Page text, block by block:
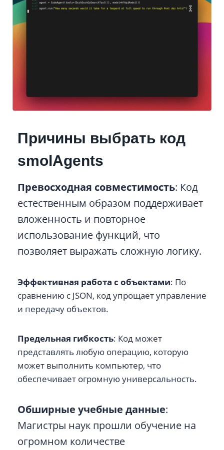
Причины выбрать код
smolAgents
Превосходная совместимость: Код
естественным образом поддерживает
вложенность и повторное
использование функций, что
позволяет выражать сложную логику.
Эффективная работа с объектами: По
сравнению с JSON, код упрощает управление
и передачу объектов.
Предельная гибкость: Код может
представлять любую операцию, которую
может выполнить компьютер, что
обеспечивает огромную универсальность.
Обширные учебные данные:
Магистры наук прошли обучение на
огромном количестве